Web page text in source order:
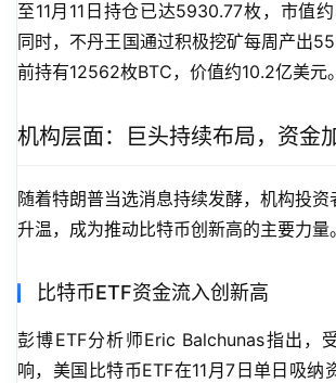
至11月11日持仓已达5930.77枚，市值
同时，不丹王国通过积极挖矿每周产出
前持有12562枚BTC，价值约10.2亿美元。
机构层面：巨头持续布局，资金
随着特朗普当选消息持续发酵，机构投
升温，成为推动比特币创新高的主要力量。
比特币ETF资金流入创新高
彭博ETF分析师Eric Balchunas指出，
响，美国比特币ETF在11月7日单日吸纳